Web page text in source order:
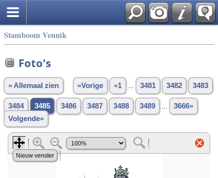
Stamboom Vennik
Foto's
» Allemaal zien «Vorige «1 3481 3482 3483
3484 3485 3486 3487 3488 3489
3666»
Volgende»